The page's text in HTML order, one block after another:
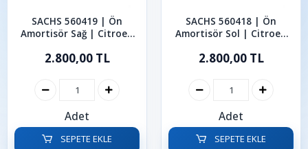
SACHS 560419 | Ön
Amortisör Sağ | Citroen
2.800,00 TL
Adet
SEPETE EKLE
SACHS 560418 | Ön
Amortisör Sol | Citroen
2.800,00 TL
Adet
SEPETE EKLE